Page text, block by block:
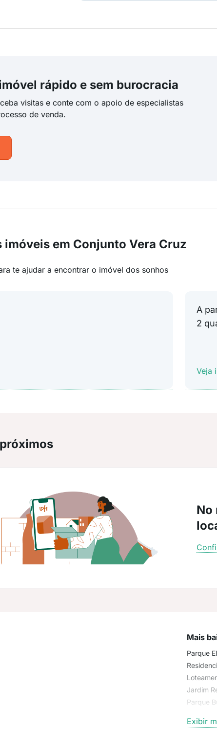
rápido e sem burocracia
visitas e conte com o apoio de especialistas
de venda.
imóveis em Conjunto Vera Cruz
te ajudar a encontrar o imóvel dos sonhos
A
2
Veja
No
Mais
Parque
Jardim
Parque
Exibir